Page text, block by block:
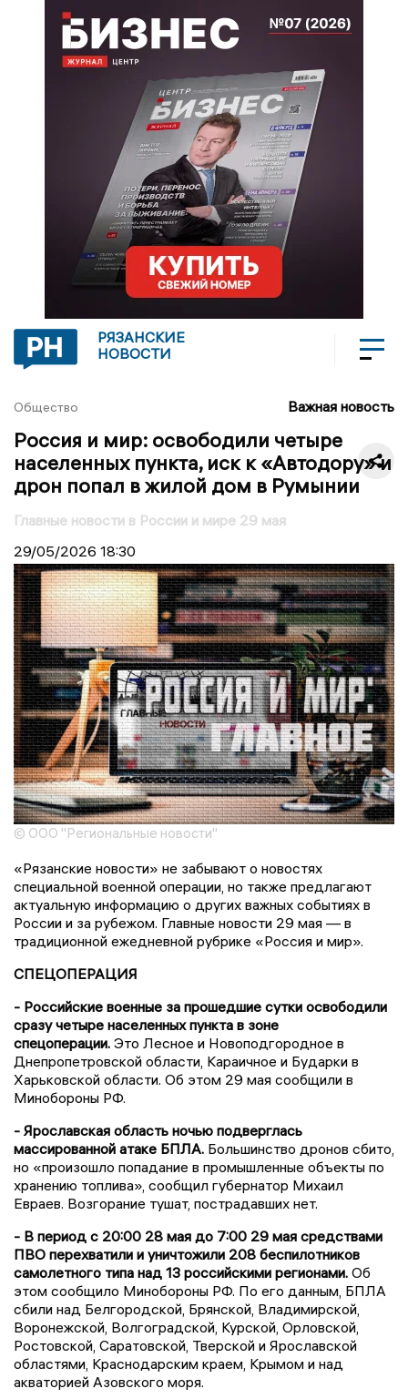
РЯЗАНСКИЕ
НОВОСТИ
Общество Важная новость
Россия и мир: освободили четыре
населенных пункта, иск к «Автодору» и
дрон попал в жилой дом в Румынии
Главные новости в России и мире 29 мая
29/05/2026 18:30
© ООО "Региональные новости"
«Рязанские новости» не забывают о новостях
специальной военной операции, но также предлагают
актуальную информацию о других важных событиях в
России и за рубежом. Главные новости 29 мая — в
традиционной ежедневной рубрике «Россия и мир».
СПЕЦОПЕРАЦИЯ
- Российские военные за прошедшие сутки освободили
сразу четыре населенных пункта в зоне
спецоперации. Это Лесное и Новоподгородное в
Днепропетровской области, Караичное и Бударки в
Харьковской области. Об этом 29 мая сообщили в
Минобороны РФ.
- Ярославская область ночью подверглась
массированной атаке БПЛА. Большинство дронов сбито,
но «произошло попадание в промышленные объекты по
хранению топлива», сообщил губернатор Михаил
Евраев. Возгорание тушат, пострадавших нет.
- В период с 20:00 28 мая до 7:00 29 мая средствами
ПВО перехватили и уничтожили 208 беспилотников
самолетного типа над 13 российскими регионами. Об
этом сообщило Минобороны РФ. По его данным, БПЛА
сбили над Белгородской, Брянской, Владимирской,
Воронежской, Волгоградской, Курской, Орловской,
Ростовской, Саратовской, Тверской и Ярославской
областями, Краснодарским краем, Крымом и над
акваторией Азовского моря.